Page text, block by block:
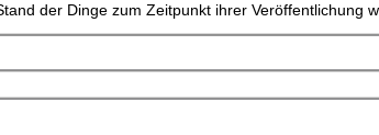
der Dinge zum Zeitpunkt ihrer Veröffentlichung